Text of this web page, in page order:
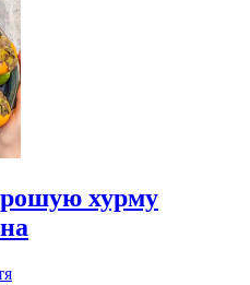
хурму